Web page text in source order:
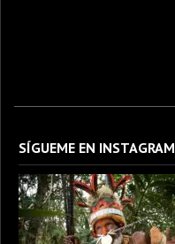
SÍGUEME EN INSTAGRAM